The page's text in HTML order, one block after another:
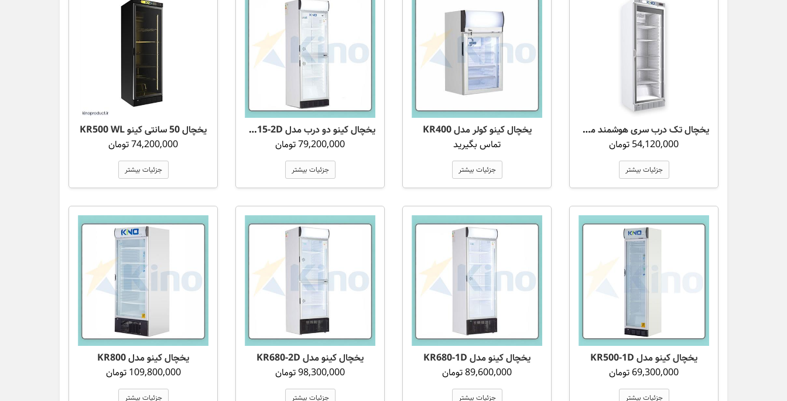
یخچال تک درب سری هوشمند مدل KR615-DS (داروخانه ای)
54,120,000 تومان
جزئیات بیشتر
یخچال کینو کولر مدل KR400
تماس بگیرید
جزئیات بیشتر
یخچال کینو دو درب مدل KR615-2D
79,200,000 تومان
جزئیات بیشتر
یخچال 50 سانتی کینو KR500 WL
74,200,000 تومان
جزئیات بیشتر
یخچال کینو مدل KR500-1D
69,300,000 تومان
جزئیات بیشتر
یخچال کینو مدل KR680-1D
89,600,000 تومان
جزئیات بیشتر
یخچال کینو مدل KR680-2D
98,300,000 تومان
جزئیات بیشتر
یخچال کینو مدل KR800
109,800,000 تومان
جزئیات بیشتر